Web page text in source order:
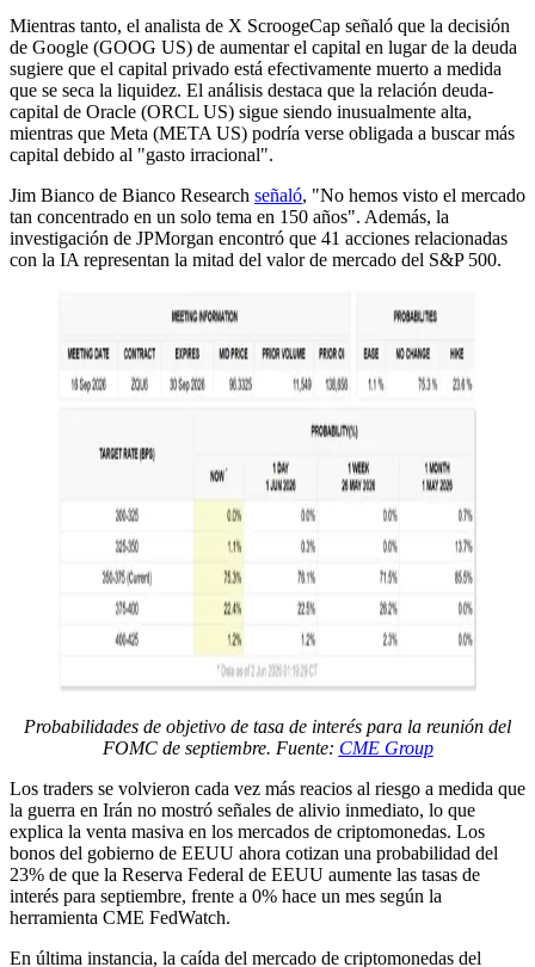
Mientras tanto, el analista de X ScroogeCap señaló que la decisión
de Google (GOOG US) de aumentar el capital en lugar de la deuda
sugiere que el capital privado está efectivamente muerto a medida
que se seca la liquidez. El análisis destaca que la relación deuda-
capital de Oracle (ORCL US) sigue siendo inusualmente alta,
mientras que Meta (META US) podría verse obligada a buscar más
capital debido al "gasto irracional".
Jim Bianco de Bianco Research señaló, "No hemos visto el mercado
tan concentrado en un solo tema en 150 años". Además, la
investigación de JPMorgan encontró que 41 acciones relacionadas
con la IA representan la mitad del valor de mercado del S&P 500.
Probabilidades de objetivo de tasa de interés para la reunión del
FOMC de septiembre. Fuente: CME Group
Los traders se volvieron cada vez más reacios al riesgo a medida que
la guerra en Irán no mostró señales de alivio inmediato, lo que
explica la venta masiva en los mercados de criptomonedas. Los
bonos del gobierno de EEUU ahora cotizan una probabilidad del
23% de que la Reserva Federal de EEUU aumente las tasas de
interés para septiembre, frente a 0% hace un mes según la
herramienta CME FedWatch.
En última instancia, la caída del mercado de criptomonedas del